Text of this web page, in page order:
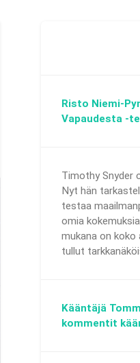
Risto Niemi-
Vapaudesta -
Timothy Snyder
Nyt hän
testaa
omia
mukana on koko
tullut
Kääntäjä
kommentit